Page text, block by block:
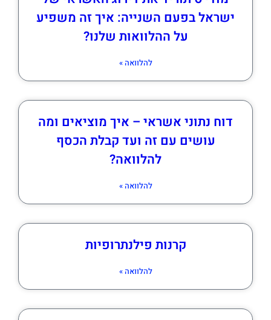
ישראל בפעם השנייה: איך זה משפיע
על ההלוואות שלנו?
להלוואה »
דוח נתוני אשראי – איך מוציאים ומה
עושים עם זה ועד קבלת הכסף
להלוואה?
להלוואה »
קרנות פילנתרופיות
להלוואה »